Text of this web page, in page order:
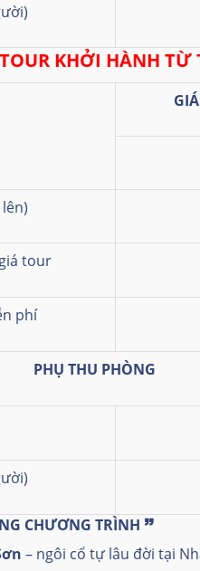
KHỞI HÀNH TỪ
tour
phí
PHỤ THU PHÒNG
CHƯƠNG TRÌNH 🙷
– ngôi cổ tự lâu đời tại